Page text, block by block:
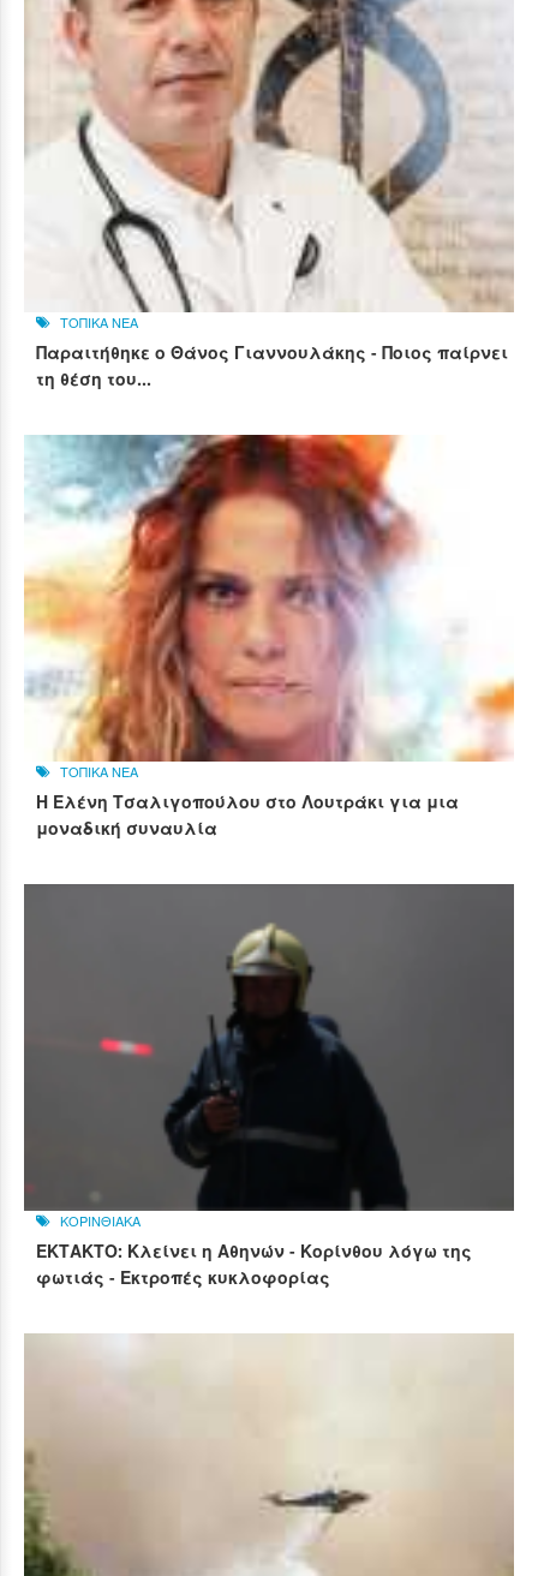
ΤΟΠΙΚΑ ΝΕΑ
Παραιτήθηκε ο Θάνος Γιαννουλάκης - Ποιος παίρνει
τη θέση του...
ΤΟΠΙΚΑ ΝΕΑ
Η Ελένη Τσαλιγοπούλου στο Λουτράκι για μια
μοναδική συναυλία
ΚΟΡΙΝΘΙΑΚΑ
ΕΚΤΑΚΤΟ: Κλείνει η Αθηνών - Κορίνθου λόγω της
φωτιάς - Εκτροπές κυκλοφορίας